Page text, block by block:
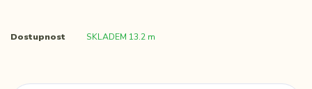
Dostupnost SKLADEM 13.2 m